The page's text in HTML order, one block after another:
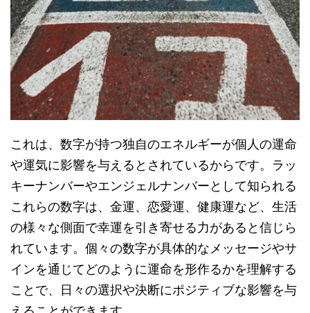
これは、数字が持つ独自のエネルギーが個人の運命
や運気に影響を与えるとされているからです。ラッ
キーナンバーやエンジェルナンバーとして知られる
これらの数字は、金運、恋愛運、健康運など、生活
の様々な側面で幸運を引き寄せる力があると信じら
れています。個々の数字が具体的なメッセージやサ
インを通じてどのように運命を形作るかを理解する
ことで、日々の選択や決断にポジティブな影響を与